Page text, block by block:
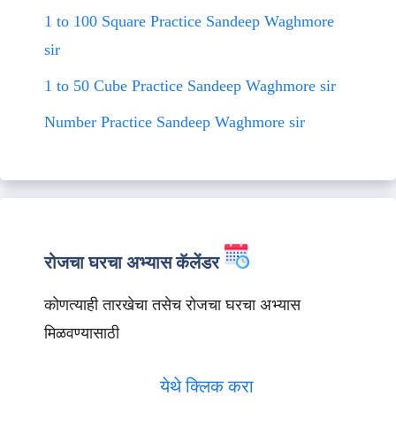
1 to 100 Square Practice Sandeep Waghmore
sir
1 to 50 Cube Practice Sandeep Waghmore sir
Number Practice Sandeep Waghmore sir
रोजचा घरचा अभ्यास कॅलेंडर
कोणत्याही तारखेचा तसेच रोजचा घरचा अभ्यास
मिळवण्यासाठी
येथे क्लिक करा